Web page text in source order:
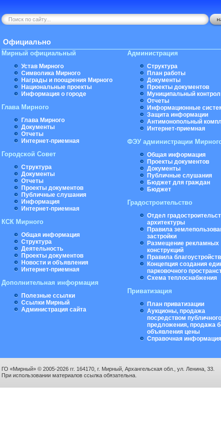
Официально
Мирный официальный
Устав Мирного
Символика Мирного
Награды и поощрения Мирного
Национальные проекты
Информация о городе
Глава Мирного
Глава Мирного
Документы
Отчеты
Интернет-приемная
Городской Совет
Структура
Документы
Отчеты
Проекты документов
Публичные слушания
Информация
Интернет-приемная
КСК Мирного
Общая информация
Структура
Деятельность
Проекты документов
Новости и объявления
Интернет-приемная
Дополнительная информация
Полезные ссылки
Ссылки Мирный
Администрация сайта
Администрация
Структура
План работы
Документы
Проекты документов
Муниципальный
Отчеты
Информационные
Защита информации
Антимонопольный
Интернет-приемная
ФЭУ администрации
Общая информация
Проекты документов
Документы
Публичные слушания
Бюджет для граждан
Бюджет
Градостроительство
Отдел
архитектуры
Правила
застройки
Размещение рекламных
конструкций
Правила
Концепция создания
парковочного
Схема теплоснабжения
Приватизация
План приватизации
Аукционы, продажа
посредством публичного
предложения, продажа
объявления цены
Справочная информация
ГО «Мирный» © 2005-2026 гг. 164170, г. Мирный, Архангельская обл., ул. Ленина, 33.
При использовании материалов ссылка обязательна.